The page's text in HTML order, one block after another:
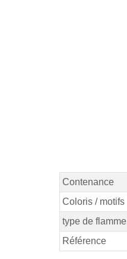
Contenance
Coloris / motifs
type de flamme
Référence